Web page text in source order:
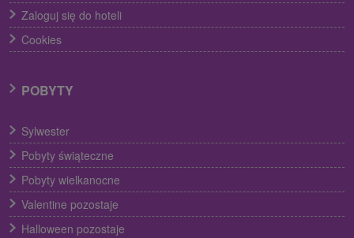
Zaloguj się do hoteli
Cookies
POBYTY
Sylwester
Pobyty świąteczne
Pobyty wielkanocne
Valentine pozostaje
Halloween pozostaje